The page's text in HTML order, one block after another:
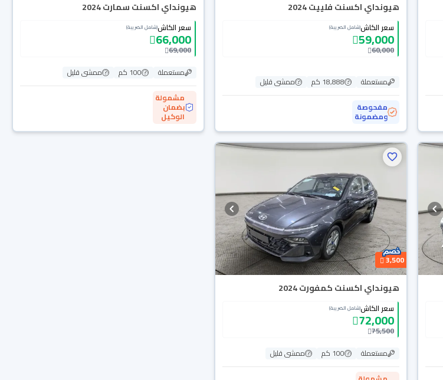
هيونداي اكسنت فلييت 2024
سعر الكاش(شامل الضريبة)
59,000
60,000
مستعملة 18,888 كم
ممشى قليل
مفحوصة
ومضمونة
هيونداي اكسنت سمارت 2024
سعر الكاش(شامل الضريبة)
66,000
69,000
مستعملة
100 كم
ممشى قليل
مشمولة
بضمان
الوكيل
3,500
هيونداي اكسنت كمفورت 2024
سعر الكاش(شامل الضريبة)
72,000
75,500
مستعملة
100 كم
ممشى قليل